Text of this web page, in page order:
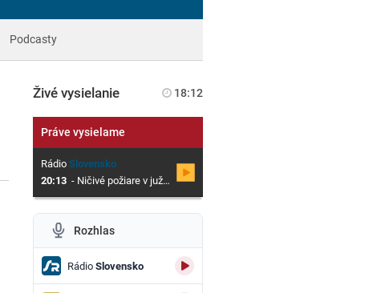
Podcasty
Živé vysielanie 18:12
Práve vysielame
RádioSlovensko
20:13 - Ničivé požiare v južanských krajinách
Rozhlas
RádioSlovensko